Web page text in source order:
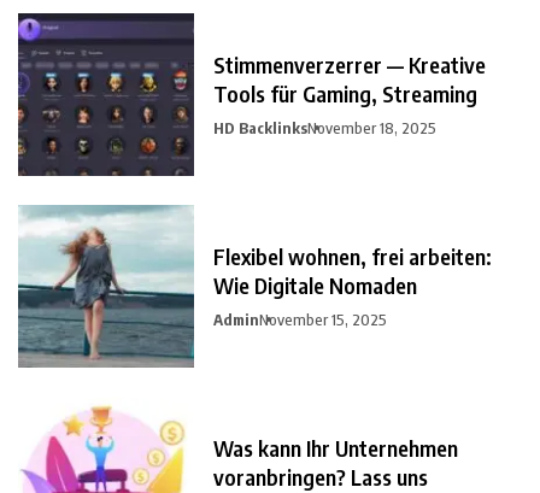
Stimmenverzerrer — Kreative
Tools für Gaming, Streaming
HD BacklinksNovember 18, 2025
Flexibel wohnen, frei arbeiten:
Wie Digitale Nomaden
AdminNovember 15, 2025
Was kann Ihr Unternehmen
voranbringen? Lass uns